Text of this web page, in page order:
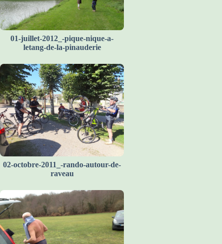
01-juillet-2012_-pique-nique-a-
letang-de-la-pinauderie
02-octobre-2011_-rando-autour-de-
raveau